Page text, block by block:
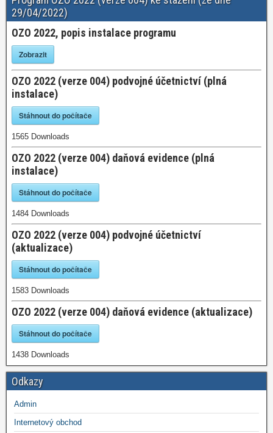
29/04/2022)
OZO 2022, popis instalace programu
Zobrazit
OZO 2022 (verze 004) podvojné účetnictví (plná
instalace)
Stáhnout do počítače
1565 Downloads
OZO 2022 (verze 004) daňová evidence (plná
instalace)
Stáhnout do počítače
1484 Downloads
OZO 2022 (verze 004) podvojné účetnictví
(aktualizace)
Stáhnout do počítače
1583 Downloads
OZO 2022 (verze 004) daňová evidence (aktualizace)
Stáhnout do počítače
1438 Downloads
Odkazy
Admin
Internetový obchod